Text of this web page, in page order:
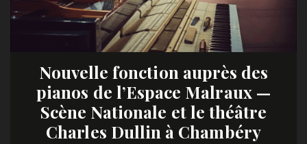
Nouvelle fonction auprès des
pianos de l’Espace Malraux —
Scène Nationale et le théâtre
Charles Dullin à Chambéry